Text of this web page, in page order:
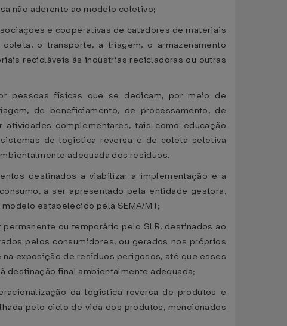
não aderente ao modelo coletivo;
e cooperativas de catadores de materiais
o transporte, a triagem, o armazenamento
recicláveis às indústrias recicladoras ou outras
pessoas físicas que se dedicam, por meio de
de beneficiamento, de processamento, de
complementares, tais como educação
de logística reversa e de coleta seletiva
adequada dos resíduos.
destinados a viabilizar a implementação e a
a ser apresentado pela entidade gestora,
estabelecido pela SEMA/MT;
ou temporário pelo SLR, destinados ao
pelos consumidores, ou gerados nos próprios
exposição de resíduos perigosos, até que esses
destinação final ambientalmente adequada;
da logística reversa de produtos e
pelo ciclo de vida dos produtos, mencionados